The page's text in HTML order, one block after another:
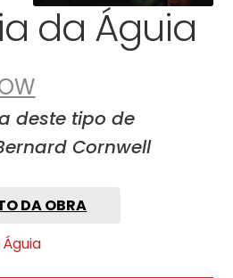
da Águia
deste tipo de
Cornwell
DA OBRA